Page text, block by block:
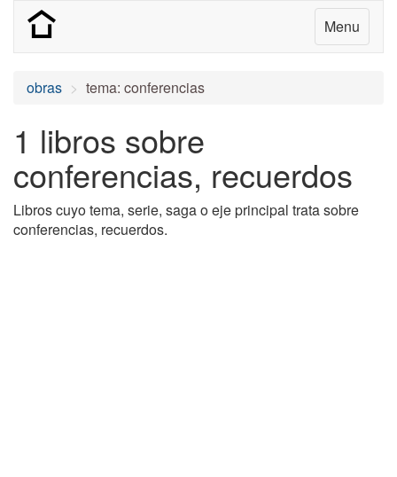
Menu
obras tema: conferencias
1 libros sobre
conferencias, recuerdos
Libros cuyo tema, serie, saga o eje principal trata sobre
conferencias, recuerdos.